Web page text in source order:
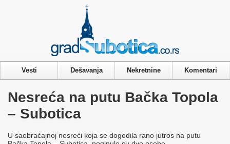
Vesti Dešavanja Nekretnine Komentari
Nesreća na putu Bačka Topola
– Subotica
U saobraćajnoj nesreći koja se dogodila rano jutros na putu
Privacy & Cookies Policy